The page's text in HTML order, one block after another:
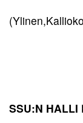
SSU:N HALLI